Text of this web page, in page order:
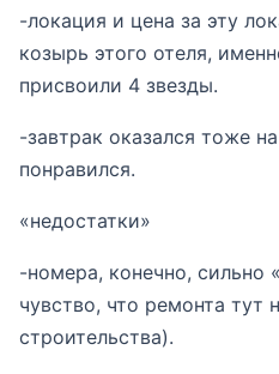
-локация и цена за эту
козырь этого отеля,
присвоили 4 звезды.
-завтрак оказался тоже
понравился.
«недостатки»
-номера, конечно, сильно
чувство, что ремонта тут
строительства).